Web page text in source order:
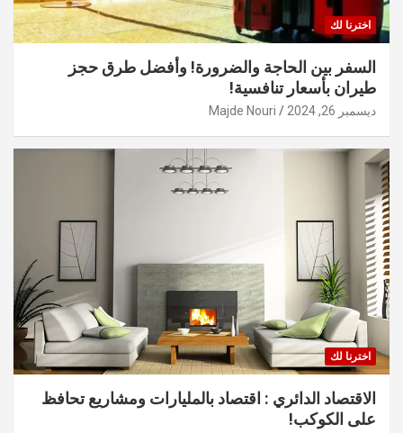
اخترنا لك
السفر بين الحاجة والضرورة! وأفضل طرق حجز
طيران بأسعار تنافسية!
ديسمبر 26, 2024 Majde Nouri
اخترنا لك
الاقتصاد الدائري : اقتصاد بالمليارات ومشاريع تحافظ
على الكوكب!